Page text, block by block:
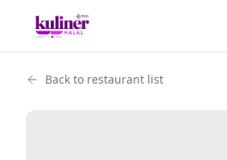
Back to restaurant list